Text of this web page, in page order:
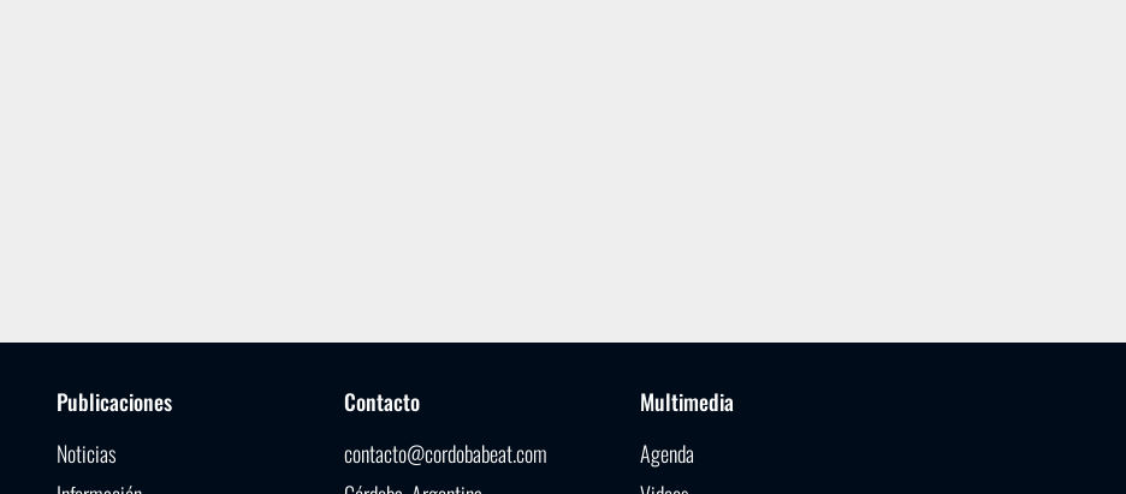
Publicaciones
Noticias
Contacto
contacto@cordobabeat.com
Multimedia
Agenda